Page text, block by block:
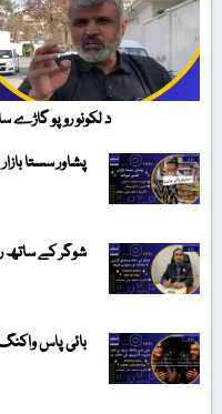
د لکونو روپو گاڑے
پشاور سستا
شوگر کے ساتھ
بائی پاس